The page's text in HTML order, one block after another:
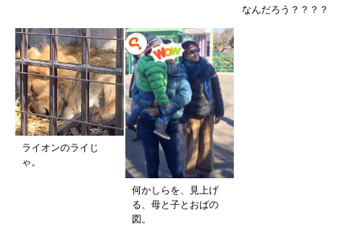
なんだろう？？？？
ライオンのライじ
ゃ。
何かしらを、見上げ
る、母と子とおばの
図。